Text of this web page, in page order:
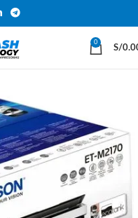
0
S/